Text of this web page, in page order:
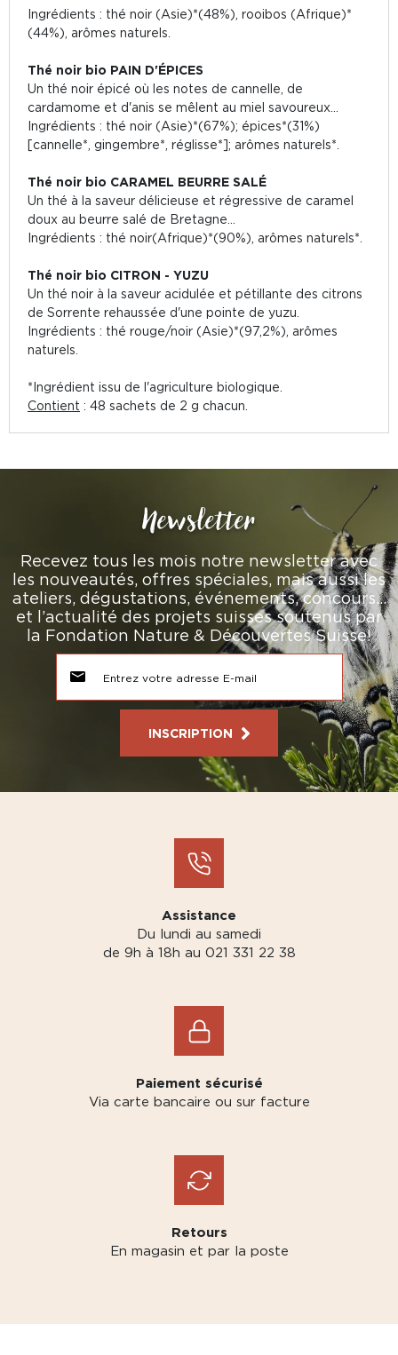
Ingrédients : thé noir (Asie)*(48%), rooibos (Afrique)*
(44%), arômes naturels.
Thé noir bio PAIN D'ÉPICES
Un thé noir épicé où les notes de cannelle, de
cardamome et d'anis se mêlent au miel savoureux...
Ingrédients : thé noir (Asie)*(67%); épices*(31%)
[cannelle*, gingembre*, réglisse*]; arômes naturels*.
Thé noir bio CARAMEL BEURRE SALÉ
Un thé à la saveur délicieuse et régressive de caramel
doux au beurre salé de Bretagne...
Ingrédients : thé noir(Afrique)*(90%), arômes naturels*.
Thé noir bio CITRON - YUZU
Un thé noir à la saveur acidulée et pétillante des citrons
de Sorrente rehaussée d'une pointe de yuzu.
Ingrédients : thé rouge/noir (Asie)*(97,2%), arômes
naturels.
*Ingrédient issu de l'agriculture biologique.
Contient : 48 sachets de 2 g chacun.
Newsletter
Recevez tous les mois notre newsletter avec
les nouveautés, offres spéciales, mais aussi les
ateliers, dégustations, événements, concours…
et l’actualité des projets suisses soutenus par
la Fondation Nature & Découvertes Suisse!
INSCRIPTION
Assistance
Du lundi au samedi
de 9h à 18h au 021 331 22 38
Paiement sécurisé
Via carte bancaire ou sur facture
Retours
En magasin et par la poste